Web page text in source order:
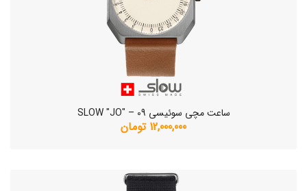
ساعت مچی سوئیسی SLOW "JO" – 09
12,000,000 تومان